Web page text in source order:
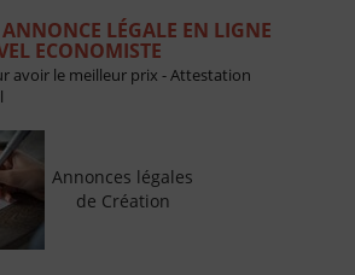
LÉGALE EN LIGNE
ECONOMISTE
avoir le meilleur prix - Attestation
Annonces légales
de Création